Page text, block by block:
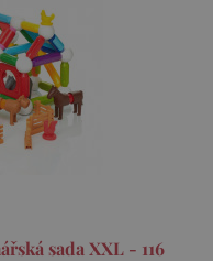
sada XXL - 116